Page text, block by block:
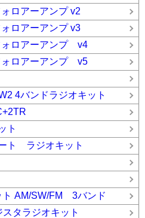
ロアーアンプ v2
ロアーアンプ v3
ロアーアンプ v4
ロアーアンプ v5
4バンドラジオキット
ト
ト ラジオキット
ト AM/SW/FM 3バンド
タラジオキット